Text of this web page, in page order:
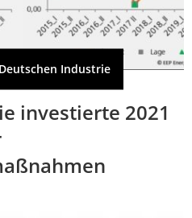
Industrie
investierte 2021